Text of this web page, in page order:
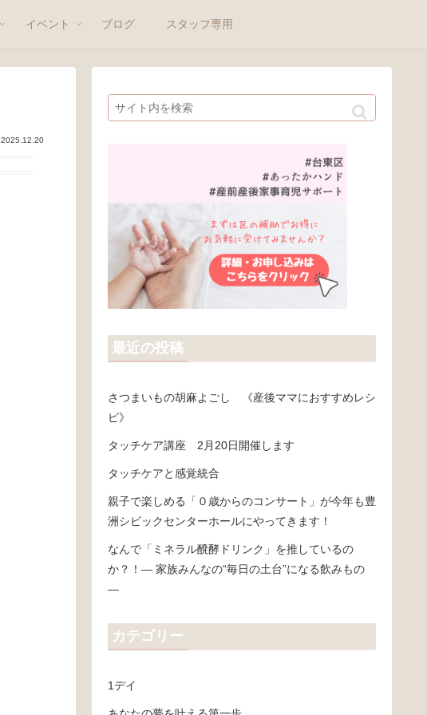
イベント ブログ スタッフ専用
2025.12.20
最近の投稿
さつまいもの胡麻よごし 《産後ママにおすすめレシ
ピ》
タッチケア講座 2月20日開催します
タッチケアと感覚統合
親子で楽しめる「０歳からのコンサート」が今年も豊
洲シビックセンターホールにやってきます！
なんで「ミネラル醗酵ドリンク」を推しているの
か？！― 家族みんなの“毎日の土台”になる飲みもの
―
カテゴリー
1デイ